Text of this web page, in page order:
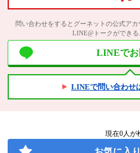
問い合わせをするとグーネットの公式ア
LINE@トークができる
LINEでお
LINEで問い合わせ
現在0人が